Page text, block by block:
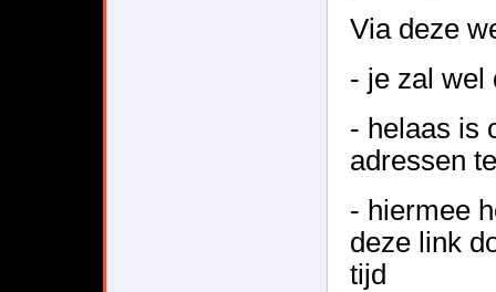
Via deze
- je zal wel
- helaas is
adressen
- hiermee
deze link
tijd